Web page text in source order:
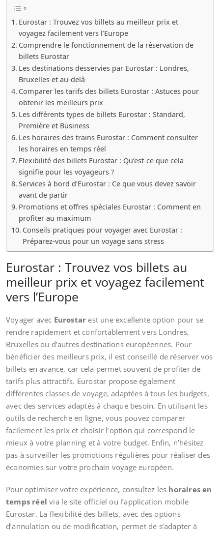
Eurostar : Trouvez vos billets au meilleur prix et
voyagez facilement vers l’Europe
Comprendre le fonctionnement de la réservation de
billets Eurostar
Les destinations desservies par Eurostar : Londres,
Bruxelles et au-delà
Comparer les tarifs des billets Eurostar : Astuces pour
obtenir les meilleurs prix
Les différents types de billets Eurostar : Standard,
Première et Business
Les horaires des trains Eurostar : Comment consulter
les horaires en temps réel
Flexibilité des billets Eurostar : Qu’est-ce que cela
signifie pour les voyageurs ?
Services à bord d’Eurostar : Ce que vous devez savoir
avant de partir
Promotions et offres spéciales Eurostar : Comment en
profiter au maximum
Conseils pratiques pour voyager avec Eurostar :
Préparez-vous pour un voyage sans stress
Eurostar : Trouvez vos billets au
meilleur prix et voyagez facilement
vers l’Europe
Voyager avec Eurostar est une excellente option pour se
rendre rapidement et confortablement vers Londres,
Bruxelles ou d’autres destinations européennes. Pour
bénéficier des meilleurs prix, il est conseillé de réserver vos
billets en avance, car cela permet souvent de profiter de
tarifs plus attractifs. Eurostar propose également
différentes classes de voyage, adaptées à tous les budgets,
avec des services adaptés à chaque besoin. En utilisant les
outils de recherche en ligne, vous pouvez comparer
facilement les prix et choisir l’option qui correspond le
mieux à votre planning et à votre budget. Enfin, n’hésitez
pas à surveiller les promotions régulières pour réaliser des
économies sur votre prochain voyage européen.
Pour optimiser votre expérience, consultez les horaires en
temps réel via le site officiel ou l’application mobile
Eurostar. La flexibilité des billets, avec des options
d’annulation ou de modification, permet de s’adapter à